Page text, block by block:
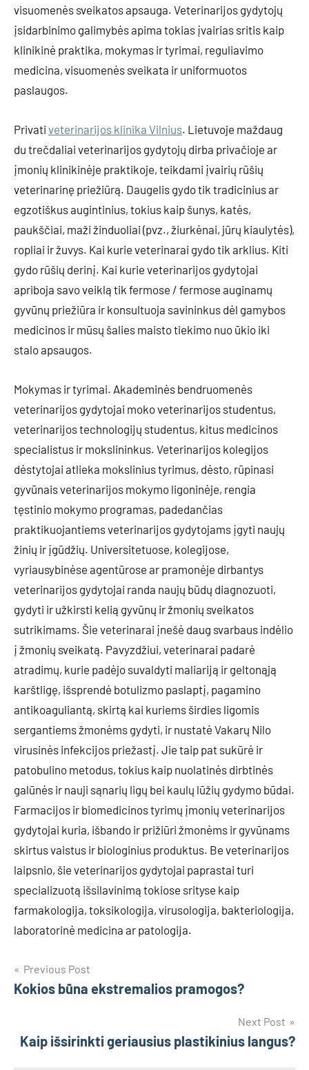
visuomenės sveikatos apsauga. Veterinarijos gydytojų
įsidarbinimo galimybės apima tokias įvairias sritis kaip
klinikinė praktika, mokymas ir tyrimai, reguliavimo
medicina, visuomenės sveikata ir uniformuotos
paslaugos.
Privati veterinarijos klinika Vilnius. Lietuvoje maždaug
du trečdaliai veterinarijos gydytojų dirba privačioje ar
įmonių klinikinėje praktikoje, teikdami įvairių rūšių
veterinarinę priežiūrą. Daugelis gydo tik tradicinius ar
egzotiškus augintinius, tokius kaip šunys, katės,
paukščiai, maži žinduoliai (pvz., žiurkėnai, jūrų kiaulytės),
ropliai ir žuvys. Kai kurie veterinarai gydo tik arklius. Kiti
gydo rūšių derinį. Kai kurie veterinarijos gydytojai
apriboja savo veiklą tik fermose / fermose auginamų
gyvūnų priežiūra ir konsultuoja savininkus dėl gamybos
medicinos ir mūsų šalies maisto tiekimo nuo ūkio iki
stalo apsaugos.
Mokymas ir tyrimai. Akademinės bendruomenės
veterinarijos gydytojai moko veterinarijos studentus,
veterinarijos technologijų studentus, kitus medicinos
specialistus ir mokslininkus. Veterinarijos kolegijos
dėstytojai atlieka mokslinius tyrimus, dėsto, rūpinasi
gyvūnais veterinarijos mokymo ligoninėje, rengia
tęstinio mokymo programas, padedančias
praktikuojantiems veterinarijos gydytojams įgyti naujų
žinių ir įgūdžių. Universitetuose, kolegijose,
vyriausybinėse agentūrose ar pramonėje dirbantys
veterinarijos gydytojai randa naujų būdų diagnozuoti,
gydyti ir užkirsti kelią gyvūnų ir žmonių sveikatos
sutrikimams. Šie veterinarai įnešė daug svarbaus indėlio
į žmonių sveikatą. Pavyzdžiui, veterinarai padarė
atradimų, kurie padėjo suvaldyti maliariją ir geltonąją
karštligę, išsprendė botulizmo paslaptį, pagamino
antikoaguliantą, skirtą kai kuriems širdies ligomis
sergantiems žmonėms gydyti, ir nustatė Vakarų Nilo
virusinės infekcijos priežastį. Jie taip pat sukūrė ir
patobulino metodus, tokius kaip nuolatinės dirbtinės
galūnės ir nauji sąnarių ligų bei kaulų lūžių gydymo būdai.
Farmacijos ir biomedicinos tyrimų įmonių veterinarijos
gydytojai kuria, išbando ir prižiūri žmonėms ir gyvūnams
skirtus vaistus ir biologinius produktus. Be veterinarijos
laipsnio, šie veterinarijos gydytojai paprastai turi
specializuotą išsilavinimą tokiose srityse kaip
farmakologija, toksikologija, virusologija, bakteriologija,
laboratorinė medicina ar patologija.
Navigacija
tarp
Previous Post
Kokios būna ekstremalios pramogos?
Next Post
Kaip išsirinkti geriausius plastikinius langus?